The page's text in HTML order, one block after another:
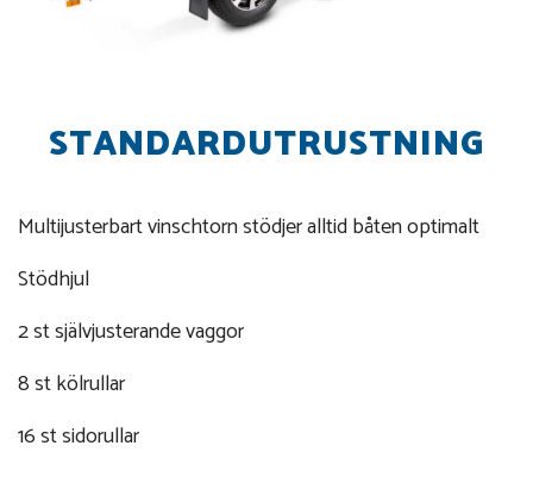
STANDARDUTRUSTNING
Multijusterbart vinschtorn stödjer alltid båten optimalt
Stödhjul
2 st självjusterande vaggor
8 st kölrullar
16 st sidorullar